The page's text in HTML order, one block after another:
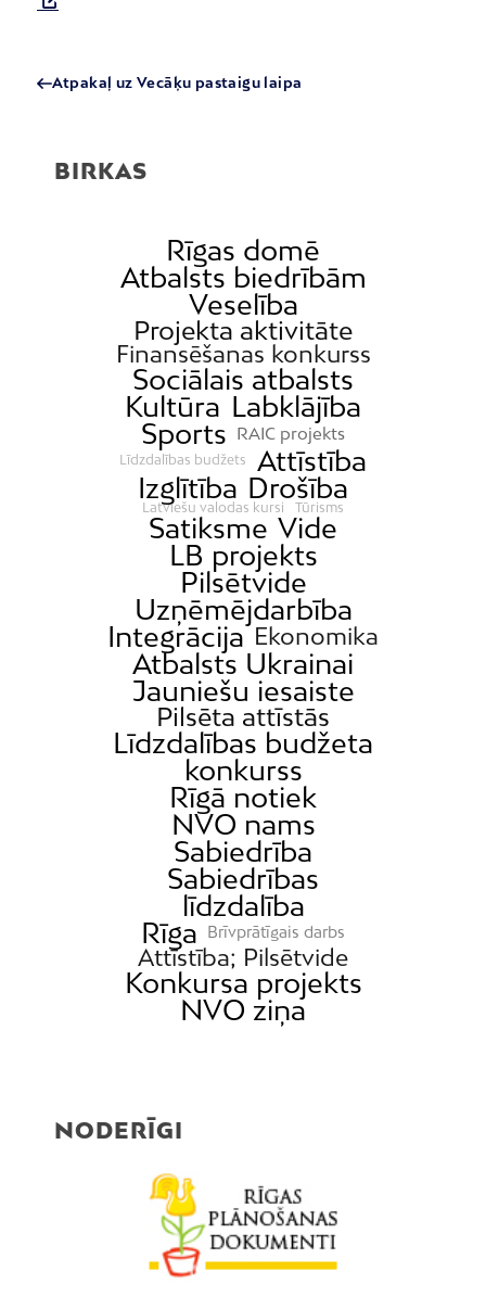
Atpakaļ uz Vecāķu pastaigu laipa
BIRKAS
Rīgas domē
Atbalsts biedrībām
Veselība
Projekta aktivitāte
Finansēšanas konkurss
Sociālais atbalsts
Kultūra Labklājība
Sports
RAIC projekts
Līdzdalības budžets
Attīstība
Izglītība Drošība
Latviešu valodas kursi Tūrisms
Satiksme Vide
LB projekts
Pilsētvide
Uzņēmējdarbība
Integrācija Ekonomika
Atbalsts Ukrainai
Jauniešu iesaiste
Pilsēta attīstās
Līdzdalības budžeta
konkurss
Rīgā notiek
NVO nams
Sabiedrība
Sabiedrības
līdzdalība
Rīga
Brīvprātīgais darbs
Attīstība; Pilsētvide
Konkursa projekts
NVO ziņa
NODERĪGI